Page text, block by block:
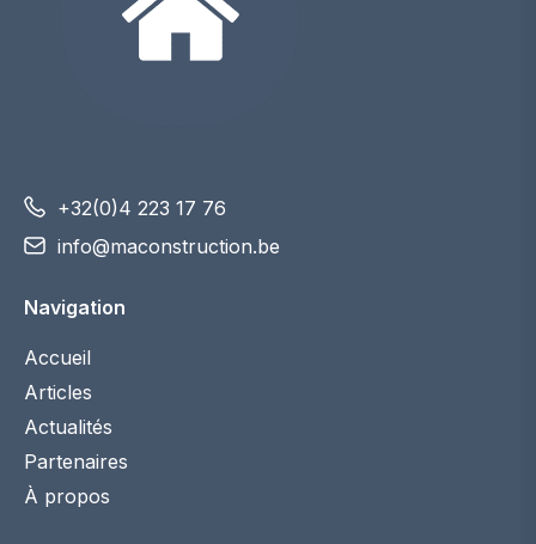
+32(0)4 223 17 76
info@maconstruction.be
Navigation
Accueil
Articles
Actualités
Partenaires
À propos